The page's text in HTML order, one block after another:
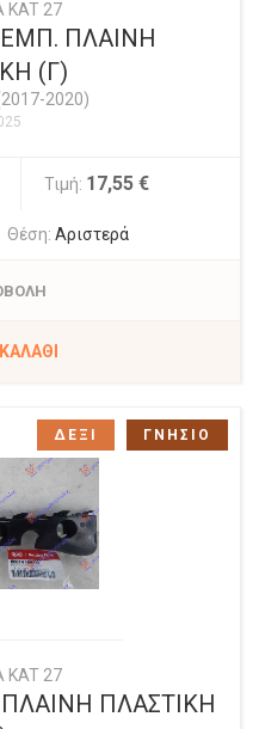
KAT 27
ΠΛΑΙΝΗ
(Γ)
2020)
Τιμή: 17,55 €
Θέση: Αριστερά
KAT 27
ΠΛΑΣΤΙΚΗ
ΔΕΞΙ ΓΝΗΣΙΟ